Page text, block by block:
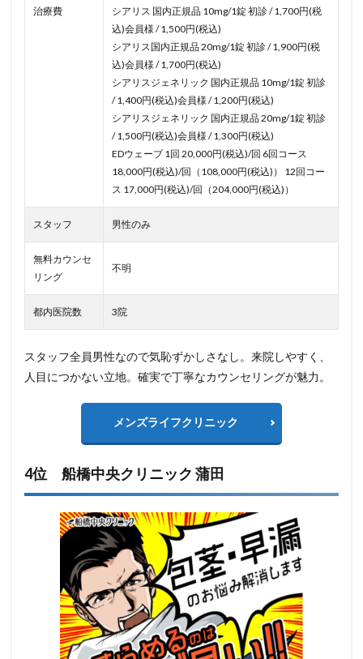
治療費
シアリス 国内正規品 10mg/1錠 初診 / 1,700円(税
込)会員様 / 1,500円(税込)
シアリス国内正規品 20mg/1錠 初診 / 1,900円(税
込)会員様 / 1,700円(税込)
シアリスジェネリック 国内正規品 10mg/1錠 初診
/ 1,400円(税込)会員様 / 1,200円(税込)
シアリスジェネリック 国内正規品 20mg/1錠 初診
/ 1,500円(税込)会員様 / 1,300円(税込)
EDウェーブ 1回 20,000円(税込)/回 6回コース
18,000円(税込)/回（108,000円(税込)） 12回コー
ス 17,000円(税込)/回（204,000円(税込)）
スタッフ 男性のみ
無料カウンセ
リング
不明
都内医院数 3院
スタッフ全員男性なので気恥ずかしさなし。来院しやすく、
人目につかない立地。確実で丁寧なカウンセリングが魅力。
メンズライフクリニック
4位 船橋中央クリニック 蒲田